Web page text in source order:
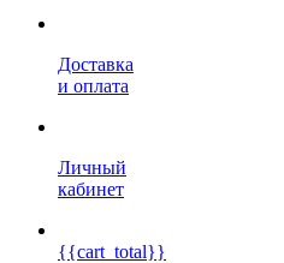
Доставка
и оплата
Личный
кабинет
{{cart_total}}